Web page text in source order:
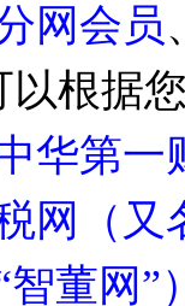
网会员
以根据
华第一
网（又
董网”